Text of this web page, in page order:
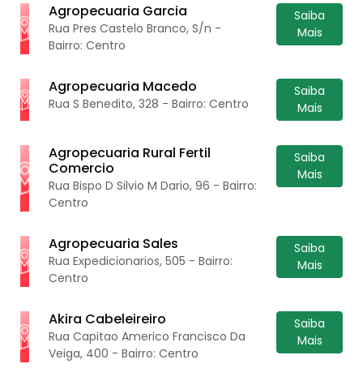
Agropecuaria Garcia
Rua Pres Castelo Branco, S/n -
Bairro: Centro
Saiba
Mais
Agropecuaria Macedo
Rua S Benedito, 328 - Bairro: Centro
Saiba
Mais
Agropecuaria Rural Fertil
Comercio
Rua Bispo D Silvio M Dario, 96 - Bairro:
Centro
Saiba
Mais
Agropecuaria Sales
Rua Expedicionarios, 505 - Bairro:
Centro
Saiba
Mais
Akira Cabeleireiro
Rua Capitao Americo Francisco Da
Veiga, 400 - Bairro: Centro
Saiba
Mais